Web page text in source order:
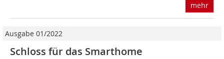
mehr
Ausgabe 01/2022
Schloss für das Smarthome